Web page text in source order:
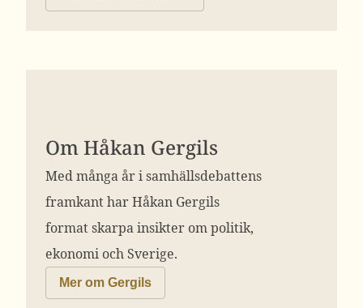
Om Håkan Gergils
Med många år i samhällsdebattens
framkant har Håkan Gergils
format skarpa insikter om politik,
ekonomi och Sverige.
Mer om Gergils